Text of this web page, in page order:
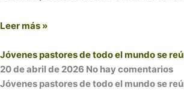
Leer más »
Jóvenes pastores de todo el mundo se
20 de abril de 2026 No hay comentarios
Jóvenes pastores de todo el mundo se